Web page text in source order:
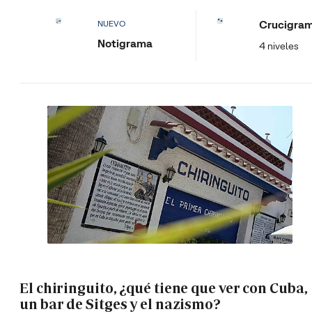
NUEVO
Notigrama 4 niveles
El chiringuito, ¿qué tiene que ver con Cuba,
un bar de Sitges y el nazismo?